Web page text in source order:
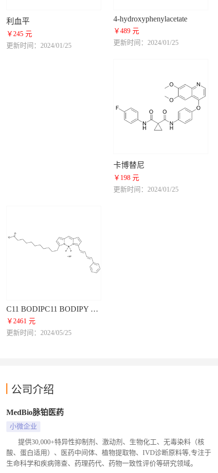
利血平
￥245 元
更新时间：2024/01/25
4-hydroxyphenylacetate
￥489 元
更新时间：2024/01/25
卡博替尼
￥198 元
更新时间：2024/01/25
C11 BODIPC11 BODIPY 581/591Y 581/591
￥2461 元
更新时间：2024/05/25
公司介绍
MedBio脉铂医药
小微企业
提供30,000+特异性抑制剂、激动剂、生物化工、无毒染料（核
酸、蛋白适用）、医药中间体、植物提取物、IVD诊断原料等,专注于
生命科学和疾病筛查、药理药代、药物一致性评价等研究领域。